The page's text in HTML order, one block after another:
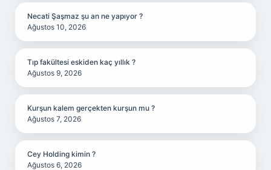
Necati Şaşmaz şu an ne yapıyor ?
Ağustos 10, 2026
Tıp fakültesi eskiden kaç yıllık ?
Ağustos 9, 2026
Kurşun kalem gerçekten kurşun mu ?
Ağustos 7, 2026
Cey Holding kimin ?
Ağustos 6, 2026